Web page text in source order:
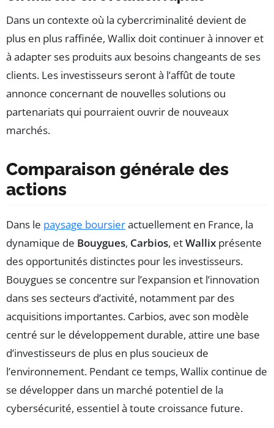
Dans un contexte où la cybercriminalité devient de
plus en plus raffinée, Wallix doit continuer à innover et
à adapter ses produits aux besoins changeants de ses
clients. Les investisseurs seront à l’affût de toute
annonce concernant de nouvelles solutions ou
partenariats qui pourraient ouvrir de nouveaux
marchés.
Comparaison générale des
actions
Dans le paysage boursieractuellement en France, la
dynamique de Bouygues, Carbios, etWallix présente
des opportunités distinctes pour les investisseurs.
Bouygues se concentre sur l’expansion et l’innovation
dans ses secteurs d’activité, notamment par des
acquisitions importantes. Carbios, avec son modèle
centré sur le développement durable, attire une base
d’investisseurs de plus en plus soucieux de
l’environnement. Pendant ce temps, Wallix continue de
se développer dans un marché potentiel de la
cybersécurité, essentiel à toute croissance future.